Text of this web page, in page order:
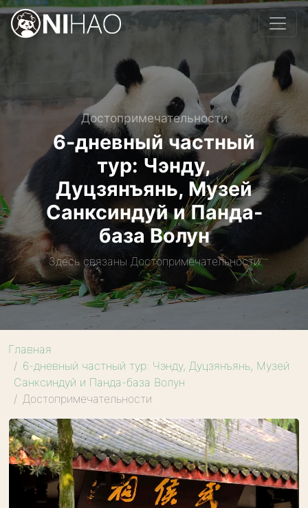
Достопримечательности
6-дневный частный
тур: Чэнду,
Дуцзянъянь, Музей
Санксиндуй и Панда-
база Волун
Здесь связаны Достопримечательности
Главная
6-дневный частный тур: Чэнду, Дуцзянъянь, Музей
Санксиндуй и Панда-база Волун
Достопримечательности